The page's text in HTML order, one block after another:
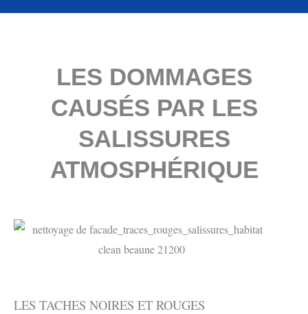
LES DOMMAGES
CAUSÉS PAR LES
SALISSURES
ATMOSPHÉRIQUE
LES TACHES NOIRES ET ROUGES